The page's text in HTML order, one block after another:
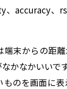
accuracy、
端末からの距
かなかいいで
ものを画面に